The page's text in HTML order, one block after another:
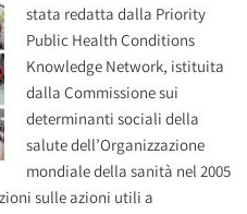
stata redatta dalla Priority
Public Health Conditions
Knowledge Network, istituita
dalla Commissione sui
determinanti sociali della
salute dell’Organizzazione
mondiale della sanità nel 2005
sulle azioni utili a